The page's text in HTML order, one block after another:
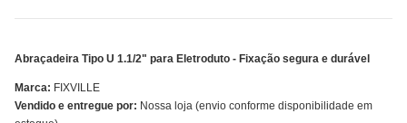
Abraçadeira Tipo U 1.1/2" para Eletroduto - Fixação segura e durável
Marca: FIXVILLE
Vendido e entregue por: Nossa loja (envio conforme disponibilidade em